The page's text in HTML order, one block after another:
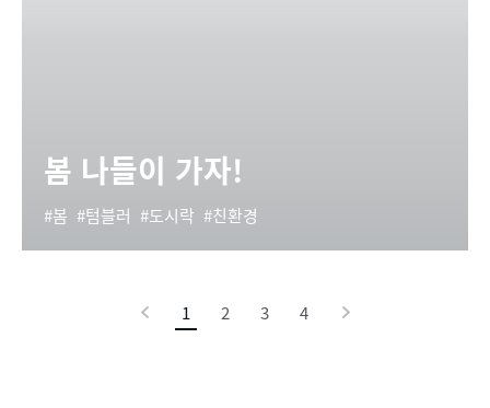
봄 나들이 가자!
봄 텀블러 도시락 친환경
1 2 3 4